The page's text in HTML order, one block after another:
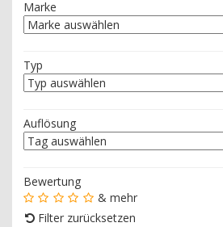
Marke
Typ
Auflösung
Bewertung
& mehr
Filter zurücksetzen